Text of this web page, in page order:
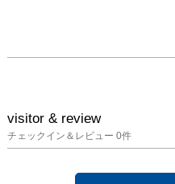
visitor & review
チェックイン＆レビュー 0件